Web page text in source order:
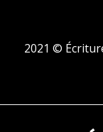
2021 ©